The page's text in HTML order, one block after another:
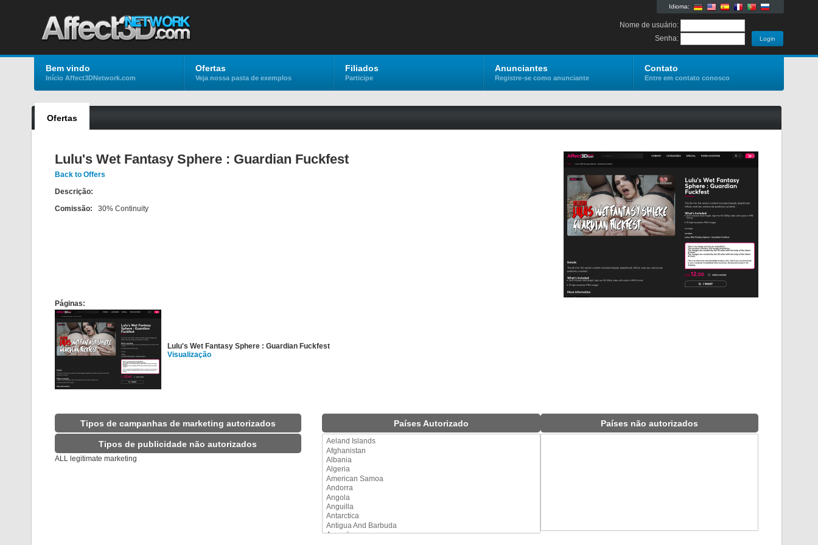
Idioma:
Nome de usuário:
Senha:
Bem vindo
Início Affect3DNetwork.com
Ofertas
Veja nossa pasta de exemplos
Filiados
Participe
Anunciantes
Registre-se como anunciante
Contato
Entre em contato conosco
Ofertas
Lulu's Wet Fantasy Sphere : Guardian Fuckfest
Back to Offers
Descrição:
Comissão: 30% Continuity
Páginas:
Lulu's Wet Fantasy Sphere : Guardian Fuckfest
Visualização
Tipos de campanhas de marketing autorizados
Tipos de publicidade não autorizados
ALL legitimate marketing
Países não autorizados
Países Autorizado